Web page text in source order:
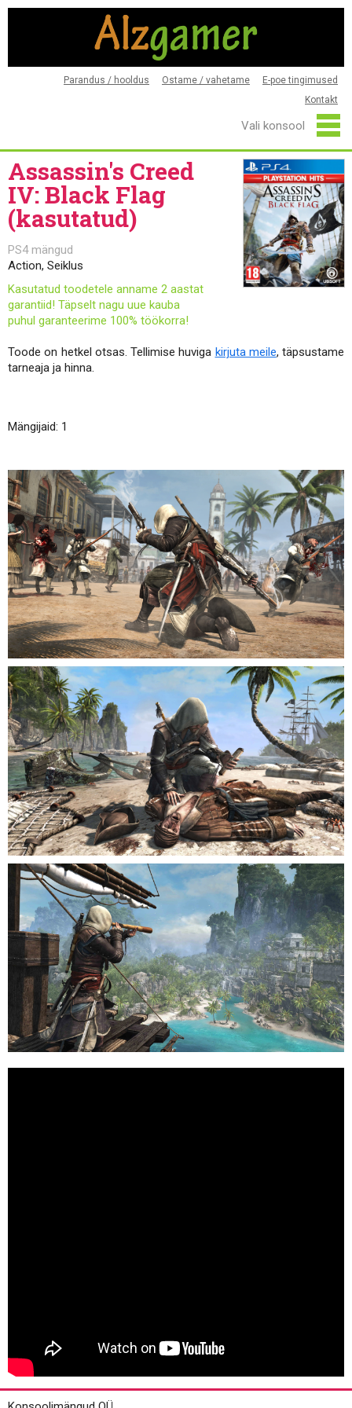
Parandus / hooldus Ostame / vahetame
E-poe tingimused
Kontakt
Assassin's Creed
IV: Black Flag
(kasutatud)
PS4 mängud
Action, Seiklus
Kasutatud toodetele anname 2 aastat
garantiid! Täpselt nagu uue kauba
puhul garanteerime 100% töökorra!
Toode on hetkel otsas. Tellimise huviga kirjuta meile, täpsustame
tarneaja ja hinna.
Mängijaid: 1